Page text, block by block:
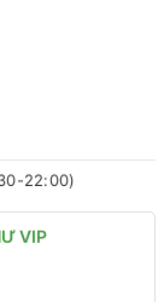
22:00)
VIP